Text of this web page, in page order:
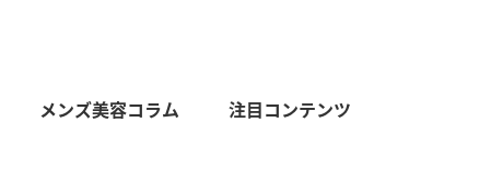
メンズ美容コラム 注目コンテンツ